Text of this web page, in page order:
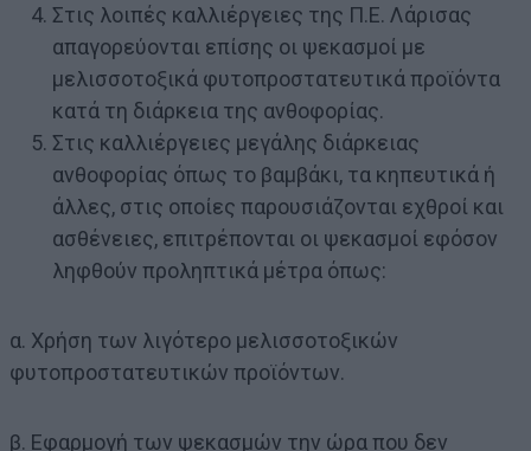
Στις λοιπές καλλιέργειες της Π.Ε. Λάρισας
απαγορεύονται επίσης οι ψεκασμοί με
μελισσοτοξικά φυτοπροστατευτικά προϊόντα
κατά τη διάρκεια της ανθοφορίας.
Στις καλλιέργειες μεγάλης διάρκειας
ανθοφορίας όπως το βαμβάκι, τα κηπευτικά ή
άλλες, στις οποίες παρουσιάζονται εχθροί και
ασθένειες, επιτρέπονται οι ψεκασμοί εφόσον
ληφθούν προληπτικά μέτρα όπως:
α. Χρήση των λιγότερο μελισσοτοξικών
φυτοπροστατευτικών προϊόντων.
β. Εφαρμογή των ψεκασμών την ώρα που δεν